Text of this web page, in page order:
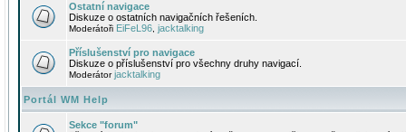
Ostatní navigace
Diskuze o ostatních navigačních řešeních.
Moderátoři EiFeL96 jacktalking
Příslušenství pro navigace
Diskuze o příslušenství pro všechny druhy navigací.
Moderátorjacktalking
Portál WM Help
Sekce "forum"